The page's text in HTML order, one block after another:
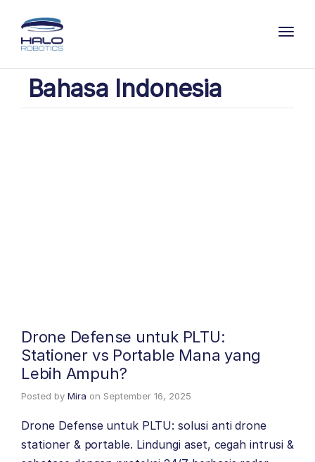
Bahasa Indonesia
Drone Defense untuk PLTU:
Stationer vs Portable Mana yang
Lebih Ampuh?
Posted by Mira on September 16, 2025
Drone Defense untuk PLTU: solusi anti drone
stationer & portable. Lindungi aset, cegah intrusi &